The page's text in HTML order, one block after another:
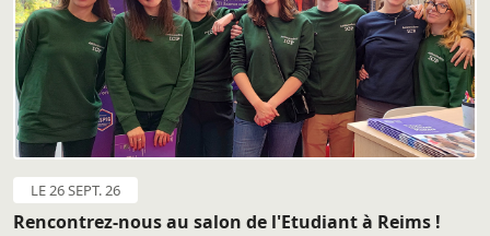
LE 26 SEPT. 26
Rencontrez-nous au salon de l'Etudiant à Reims !